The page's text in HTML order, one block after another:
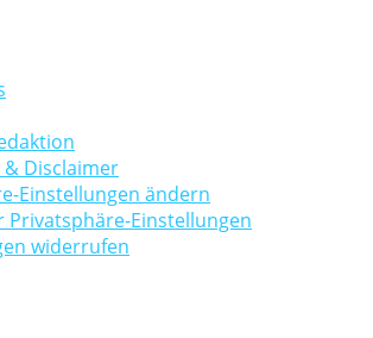
Disclaimer
Einstellungen ändern
Privatsphäre-Einstellungen
widerrufen